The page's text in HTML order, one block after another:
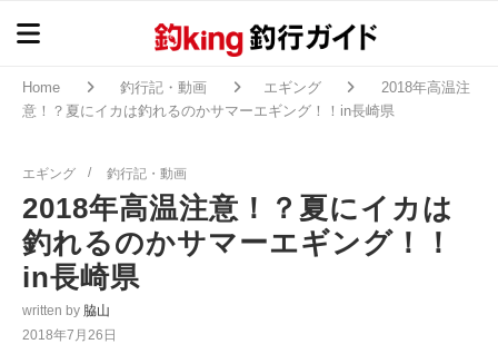
Home 釣行記・動画 エギング
2018年高温注
意！？夏にイカは釣れるのかサマーエギング！！in長崎県
エギング 釣行記・動画
2018年高温注意！？夏にイカは
釣れるのかサマーエギング！！
in長崎県
written by 脇山
2018年7月26日